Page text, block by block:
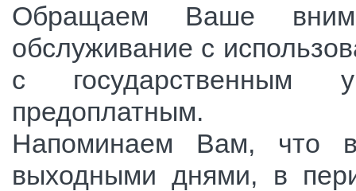
Обращаем Ваше
обслуживание с
с государственным
Напоминаем Вам, что
выходными днями, в